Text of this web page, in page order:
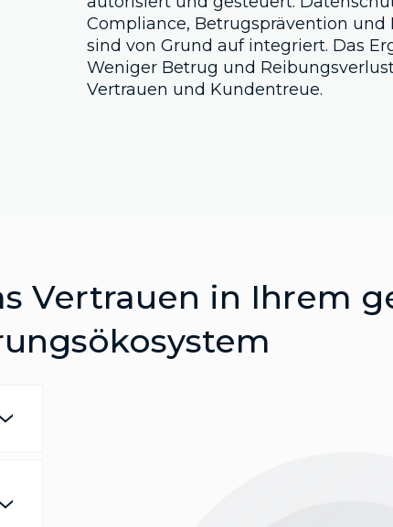
Compliance, Betrugsprävention und
sind von Grund auf integriert. Das
Weniger Betrug und
Vertrauen und Kundentreue.
Vertrauen in Ihrem